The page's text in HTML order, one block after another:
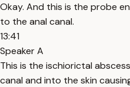
Okay. And this is the probe
to the anal canal.
13:41
Speaker A
This is the ischiorictal
canal and into the skin